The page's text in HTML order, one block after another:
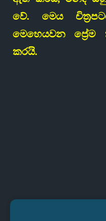
වේ. මෙය
මෙහෙයවන
කරයි.